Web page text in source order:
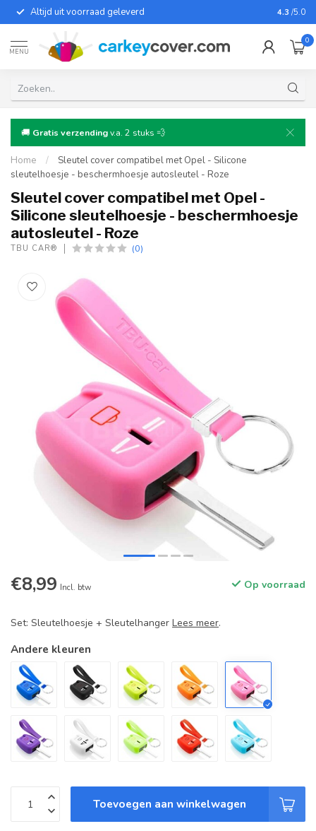
Altijd uit voorraad geleverd Voor
4.3 /5.0
MENU
0
🚚 Gratis verzendingv.a. 2 stuks 💨
Home /
Sleutel cover compatibel met Opel - Silicone
sleutelhoesje - beschermhoesje autosleutel - Roze
Sleutel cover compatibel met Opel -
Silicone sleutelhoesje - beschermhoesje
autosleutel - Roze
TBU CAR® (0)
€8,99 Incl. btw Op voorraad
Set: Sleutelhoesje + Sleutelhanger Lees meer.
Andere kleuren
Toevoegen aan winkelwagen